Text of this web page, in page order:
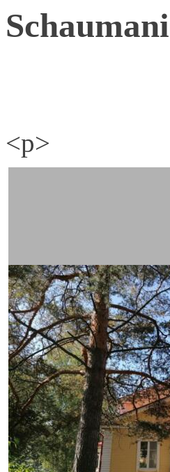
<p>